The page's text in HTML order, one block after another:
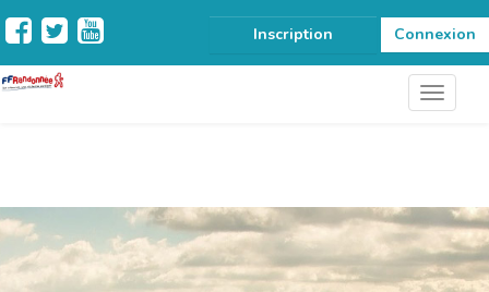
Inscription Connexion